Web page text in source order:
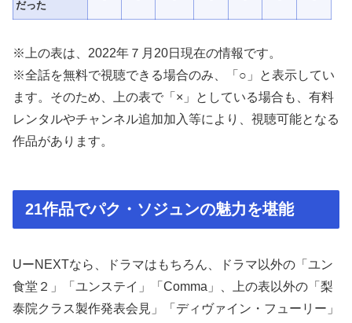
だった
※上の表は、2022年７月20日現在の情報です。
※全話を無料で視聴できる場合のみ、「○」と表示してい
ます。そのため、上の表で「×」としている場合も、有料
レンタルやチャンネル追加加入等により、視聴可能となる
作品があります。
21作品でパク・ソジュンの魅力を堪能
UーNEXTなら、ドラマはもちろん、ドラマ以外の「ユン
食堂２」「ユンステイ」「Comma」、上の表以外の「梨
泰院クラス製作発表会見」「ディヴァイン・フューリー」